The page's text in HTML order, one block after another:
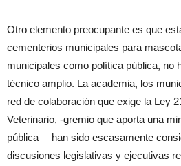
Otro elemento preocupante es que
cementerios municipales para
municipales como política pública, no
técnico amplio. La academia, los
red de colaboración que exige la Ley
Veterinario, -gremio que aporta una
pública— han sido escasamente
discusiones legislativas y ejecutivas